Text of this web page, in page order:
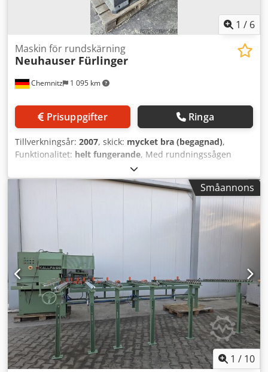
1 / 6
Chemnitz 1 095 km
Maskin för rundskärning
Neuhauser Fürlinger
Prisuppgifter Ringa
Tillverkningsår: 2007, skick: mycket bra (begagnad),
Funktionalitet: helt fungerande, Med rundningssågen
sågas genomgående hål i träet, avsedda för
sammanfogning av flera trästycken. Crsdey Tmywspfx An
Esf
Småannons
1 / 10